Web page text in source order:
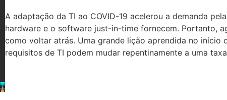
A adaptação da TI ao COVID-19 acelerou a demanda
hardware e o software just-in-time fornecem. Portanto,
como voltar atrás. Uma grande lição aprendida no início
requisitos de TI podem mudar repentinamente a uma